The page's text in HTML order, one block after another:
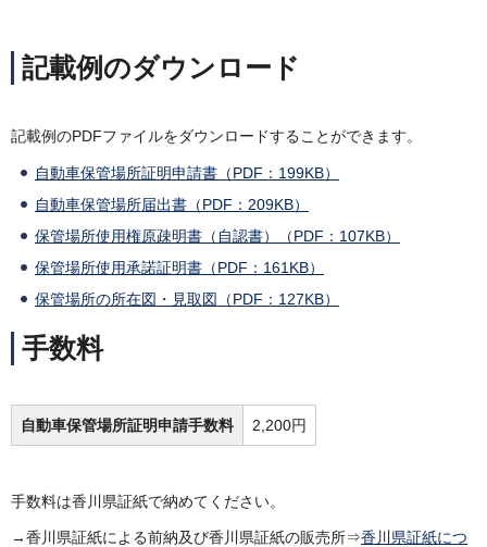
記載例のダウンロード
記載例のPDFファイルをダウンロードすることができます。
自動車保管場所証明申請書（PDF：199KB）
自動車保管場所届出書（PDF：209KB）
保管場所使用権原疎明書（自認書）（PDF：107KB）
保管場所使用承諾証明書（PDF：161KB）
保管場所の所在図・見取図（PDF：127KB）
手数料
自動車保管場所証明申請手数料 2,200円
手数料は香川県証紙で納めてください。
→香川県証紙による前納及び香川県証紙の販売所⇒香川県証紙につ